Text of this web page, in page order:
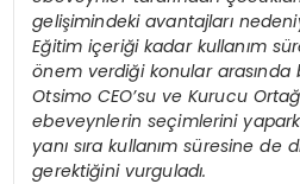
gelişimindeki avantajları
Eğitim içeriği kadar kullanım
önem verdiği konular arasında
Otsimo CEO’su ve Kurucu
ebeveynlerin seçimlerini
yanı sıra kullanım süresine de
gerektiğini vurguladı.